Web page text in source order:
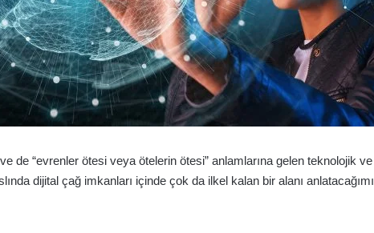
de “evrenler ötesi veya ötelerin ötesi” anlamlarına gelen teknolojik ve
dijital çağ imkanları içinde çok da ilkel kalan bir alanı anlatacağımı